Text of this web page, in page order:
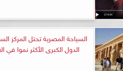
السياحة المصرية تحتل المركز
الدول الكبرى الأكثر نموا في